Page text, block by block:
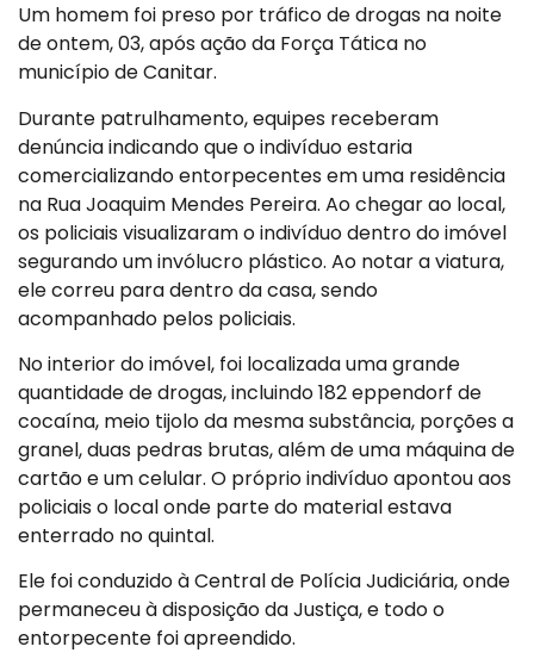
Um homem foi preso por tráfico de drogas na noite
de ontem, 03, após ação da Força Tática no
município de Canitar.
Durante patrulhamento, equipes receberam
denúncia indicando que o indivíduo estaria
comercializando entorpecentes em uma residência
na Rua Joaquim Mendes Pereira. Ao chegar ao local,
os policiais visualizaram o indivíduo dentro do imóvel
segurando um invólucro plástico. Ao notar a viatura,
ele correu para dentro da casa, sendo
acompanhado pelos policiais.
No interior do imóvel, foi localizada uma grande
quantidade de drogas, incluindo 182 eppendorf de
cocaína, meio tijolo da mesma substância, porções a
granel, duas pedras brutas, além de uma máquina de
cartão e um celular. O próprio indivíduo apontou aos
policiais o local onde parte do material estava
enterrado no quintal.
Ele foi conduzido à Central de Polícia Judiciária, onde
permaneceu à disposição da Justiça, e todo o
entorpecente foi apreendido.